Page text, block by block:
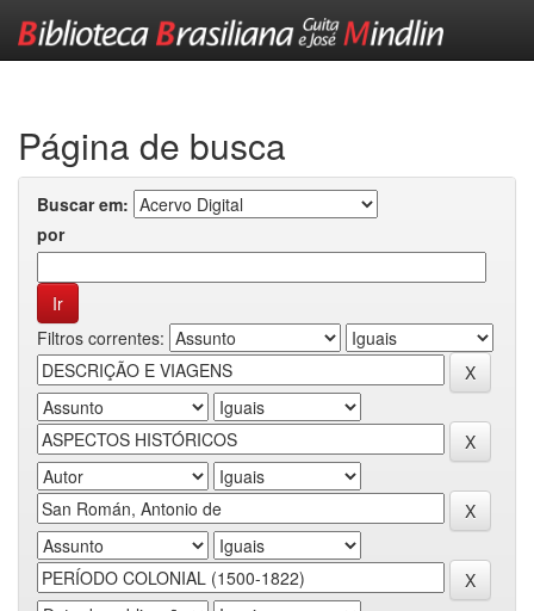
Página de busca
Buscar em:
por
Filtros correntes: